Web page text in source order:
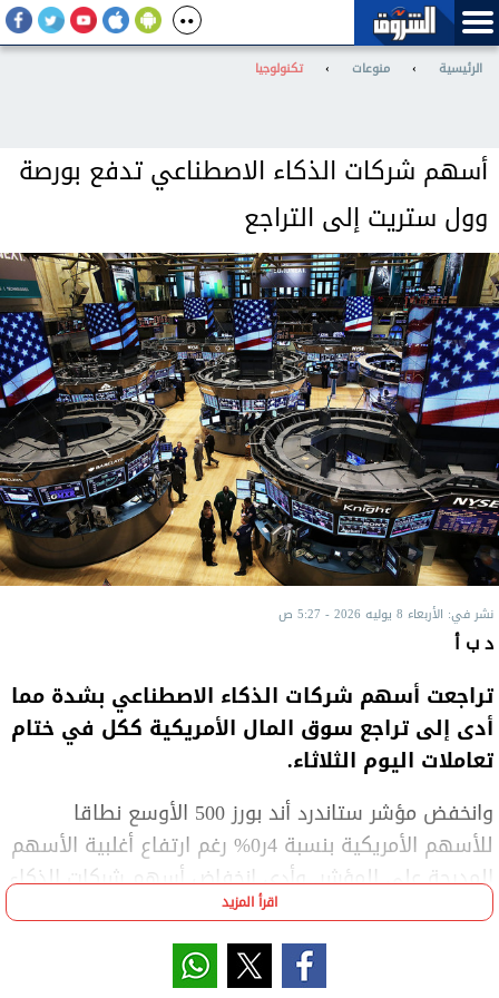
الرئيسية › منوعات › تكنولوجيا
أسهم شركات الذكاء الاصطناعي تدفع بورصة
وول ستريت إلى التراجع
نشر في: الأربعاء 8 يوليه 2026 - 5:27 ص
د ب أ
تراجعت أسهم شركات الذكاء الاصطناعي بشدة مما
أدى إلى تراجع سوق المال الأمريكية ككل في ختام
تعاملات اليوم الثلاثاء.
وانخفض مؤشر ستاندرد أند بورز 500 الأوسع نطاقا
للأسهم الأمريكية بنسبة 4ر0% رغم ارتفاع أغلبية الأسهم
المدرجة على المؤشر. وأدى انخفاض أسهم شركات الذكاء
الاصطناعي إلى تراجع مؤشر ناسداك المجمع بنسبة 2ر1%
في ختام التعاملات، في حين تراجع مؤشر داو جونز
اقرأ المزيد